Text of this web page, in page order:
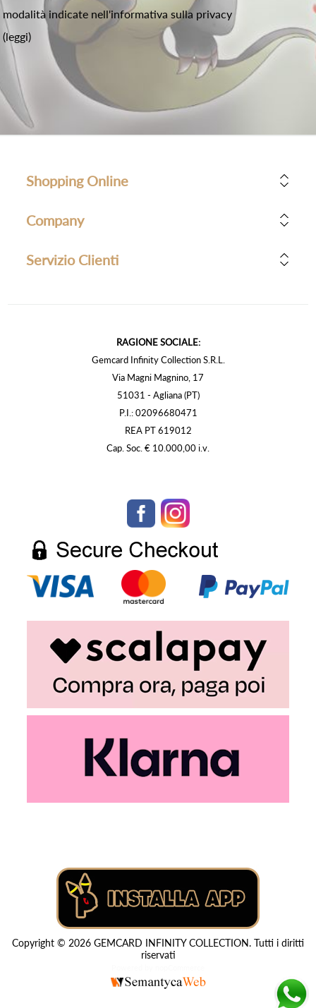
modalità indicate nell'informativa sulla privacy
(leggi)
Shopping Online
Company
Servizio Clienti
RAGIONE SOCIALE:
Gemcard Infinity Collection S.R.L.
Via Magni Magnino, 17
51031 - Agliana (PT)
P.I.: 02096680471
REA PT 619012
Cap. Soc. € 10.000,00 i.v.
Copyright © 2026 GEMCARD INFINITY COLLECTION. Tutti i diritti
riservati